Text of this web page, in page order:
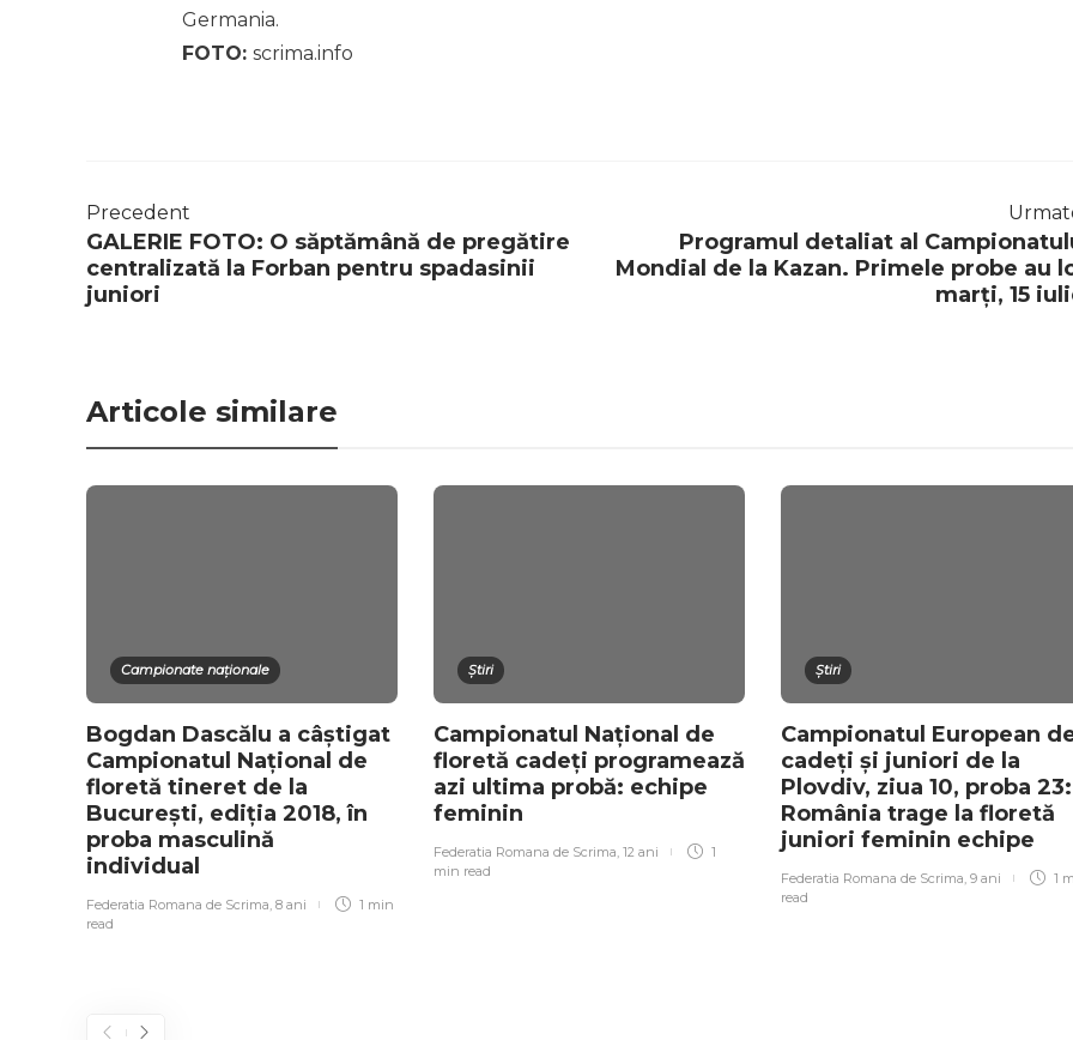
Germania.
FOTO: scrima.info
Precedent
GALERIE FOTO: O săptămână de pregătire
centralizată la Forban pentru spadasinii
juniori
Programul detaliat al
Mondial de la Kazan. Primele probe au
marți, 15
Articole similare
Campionate naționale
Bogdan Dascălu a câștigat
Campionatul Național de
floretă tineret de la
București, ediția 2018, în
proba masculină
individual
Federatia Romana de Scrima, 8 ani
1 min
read
Știri
Campionatul Naţional de
floretă cadeţi programează
azi ultima probă: echipe
feminin
Federatia Romana de Scrima, 12 ani
1
min read
Știri
Campionatul European
cadeți și juniori de la
Plovdiv, ziua 10, proba 23:
România trage la floretă
juniori feminin echipe
Federatia Romana de Scrima, 9 ani
1
read